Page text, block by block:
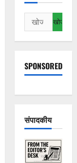
निम्न
को
खोजें:
SPONSORED
संपादकीय